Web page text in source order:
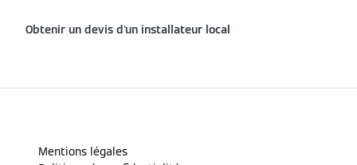
Obtenir un devis d'un installateur local
Mentions légales